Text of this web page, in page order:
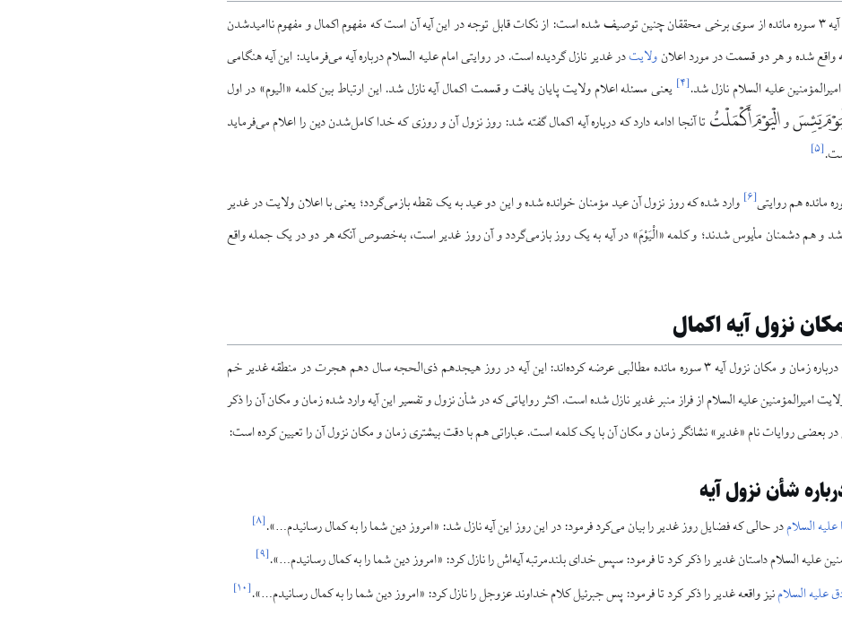
موقعیت قرآنی آیه ۳ سوره مائده از سوی برخی محققان چنین توصیف شده است: از نکات قابل توجه در این آیه آن است که مفهوم اکمال و مفهوم ناامیدشدن
واقع شده و هر دو قسمت در مورد اعلانولایتدر غدیر نازل گردیده است. در روایتی امام علیه السلام درباره آیه می‌فرماید: این آیه هنگامی
علیه السلام نازل شد.[۴] یعنی مسئله اعلام ولایت پایان یافت و قسمت اکمال آیه نازل شد. این ارتباط بین کلمه «الیوم» در اول
يَئِسَوالْيَوْمَ أَكْمَلْتُ تا آنجا ادامه دارد که درباره آیه اکمال گفته شد: روز نزول آن و روزی که خدا کامل‌شدن دین را اعلام می‌فرماید
[۵]
[۶] وارد شده که روز نزول آن عید مؤمنان خوانده شده و این دو عید به یک نقطه بازمی‌گردد؛ یعنی با اعلان ولایت در غدیر
و هم دشمنان مأیوس شدند؛ و کلمه «الْیَوْمَ» در آیه به یک روز بازمی‌گردد و آن روز غدیر است، به‌خصوص آنکه هر دو در یک جمله واقع
نزول آیه اکمال
برخی محققان درباره زمان و مکان نزول آیه ۳ سوره مائده مطالبی عرضه کرده‌اند: این آیه در روز هیجدهم ذی‌الحجه سال دهم هجرت در منطقه غدیر خم
امیرالمؤمنین علیه السلام از فراز منبر غدیر نازل شده است. اکثر روایاتی که در شأن نزول و تفسیر این آیه وارد شده زمان و مکان آن را ذکر
بعضی روایات نام «غدیر» نشانگر زمان و مکان آن با یک کلمه است. عباراتی هم با دقت بیشتری زمان و مکان نزول آن را تعیین کرده است:
شأن نزول آیه
السلامدر حالی که فضایل روز غدیر را بیان می‌کرد فرمود: در این روز این آیه نازل شد: «امروز دین شما را به کمال رسانیدم…».[۸]
علیه السلام داستان غدیر را ذکر کرد تا فرمود: سپس خدای بلندمرتبه آیه‌اش را نازل کرد: «امروز دین شما را به کمال رسانیدم…».[۹]
علیه السلامنیز واقعه غدیر را ذکر کرد تا فرمود: پس جبرئیل کلام خداوند عزوجل را نازل کرد: «امروز دین شما را به کمال رسانیدم…».[۱۰]